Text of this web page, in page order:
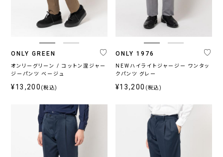
ONLY GREEN
オンリーグリーン / コットン混ジャー
ジーパンツ ベージュ
¥13,200 (税込)
ONLY 1976
NEWハイライトジャージー ワンタッ
クパンツ グレー
¥13,200 (税込)